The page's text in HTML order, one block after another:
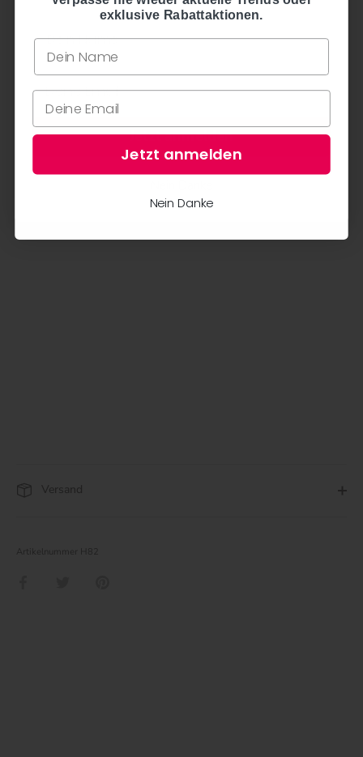
Hochwertiges Design aus Dänemark
Finish jedes Stückes von Hand
Versand
H82
Jetzt anmelden
exklusive Rabattaktionen.
Jetzt anmelden
Nein Danke